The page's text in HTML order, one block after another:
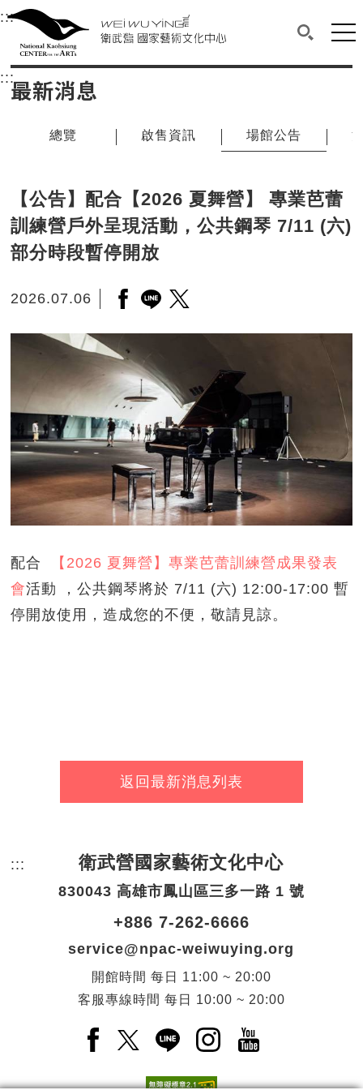
衛武營國家藝術文化中心
中央內容區塊，為本頁主要內容區。
:::選單連結區塊，此區塊列有本網站主要連結。
衛武營國家藝術文化中心
搜尋(開
網
:::中央內容區塊，為本頁主要內容區。
最新消息
總覽 啟售資訊 場館公告
【公告】配合【2026 夏舞營】 專業芭蕾
訓練營戶外呈現活動，公共鋼琴 7/11 (六)
部分時段暫停開放
2026.07.06 另開新視窗分享至facebook
另開新視窗分享至line
另開新視窗分享至twitter
配合
【2026 夏舞營】專業芭蕾訓練營成果發表
會活動 ，公共鋼琴將於 7/11 (六) 12:00-17:00 暫
停開放使用，造成您的不便，敬請見諒。
返回最新消息列表
::: 頁尾網站資訊。
衛武營國家藝術文化中心
830043 高雄市鳳山區三多一路 1 號
+886 7-262-6666
service@npac-weiwuying.org
開館時間 每日
11:00 ~ 20:00
客服專線時間 每日 10:00 ~ 20:00
Facebook(另開新視窗)
X(另開新視窗)
LINE(另開新視窗)
Instagram(另開新視
YouTube(另開